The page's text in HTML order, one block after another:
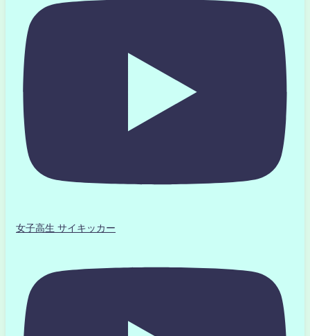
女子高生 サイキッカー